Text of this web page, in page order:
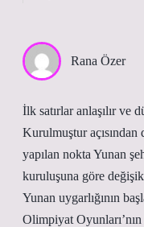
Rana Özer
İlk satırlar anlaşılır ve
Kurulmuştur
yapılan nokta Yunan
kuruluşuna göre
Yunan uygarlığının
Olimpiyat